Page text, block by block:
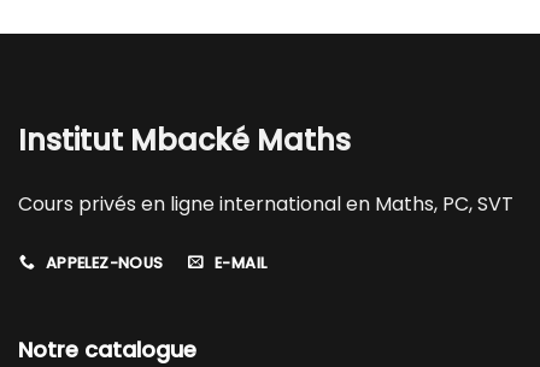
Institut Mbacké Maths
Cours privés en ligne international en Maths, PC, SVT
APPELEZ-NOUS E-MAIL
Notre catalogue